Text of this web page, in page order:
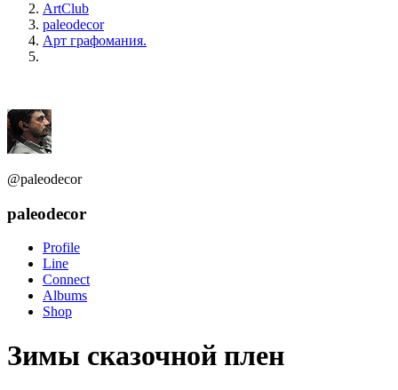
ArtClub
paleodecor
Арт графомания.
@paleodecor
paleodecor
Profile
Line
Connect
Albums
Shop
Зимы сказочной плен